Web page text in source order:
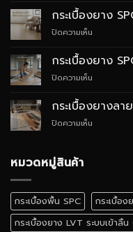
ยาง
SPC
ต่าง
กระเบื้องยาง
ปิดความเห็น
ยาง
SPC
Luxury
กระเบื้องยาง
ปิดความเห็น
ยาง
SPC
กระเบื้องยางลา
ปิดความเห็น
สี
ไหน
ดี
หมวดหมู่สินค้า
กระเบื้องพื้น SPC กระเบื้อง
กระเบื้องยาง LVT ระบบเข้าลิ้